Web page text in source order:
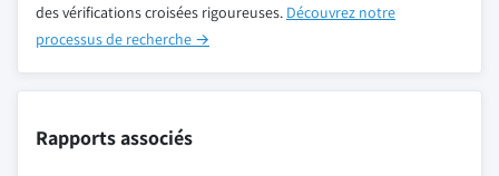
des vérifications croisées rigoureuses. Découvrez notre
processus de recherche →
Rapports associés